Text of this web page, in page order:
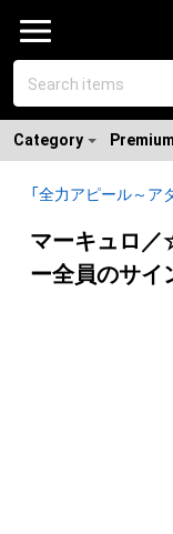
Category Premium
「全力アピール～ア
マーキュロ
ー全員のサイ